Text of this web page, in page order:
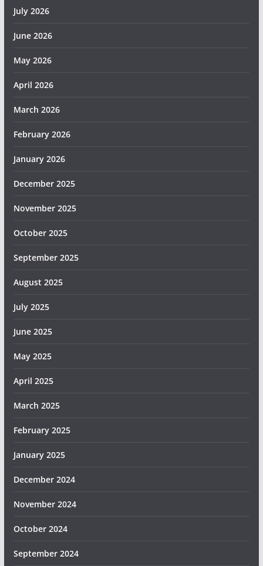
July 2026
June 2026
May 2026
April 2026
March 2026
February 2026
January 2026
December 2025
November 2025
October 2025
September 2025
August 2025
July 2025
June 2025
May 2025
April 2025
March 2025
February 2025
January 2025
December 2024
November 2024
October 2024
September 2024